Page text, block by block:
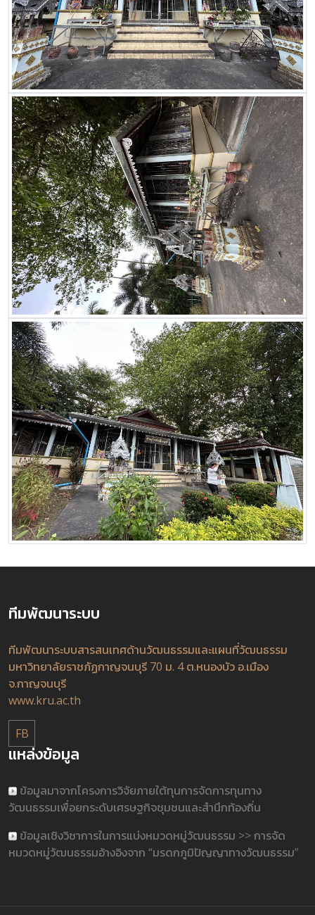
ทีมพัฒนาระบบ
ทีมพัฒนาระบบสารสนเทศด้านวัฒนธรรมและแผนที่วัฒนธรรม
มหาวิทยาลัยราชภัฏกาญจนบุรี 70 ม. 4 ต.หนองบัว อ.เมือง
จ.กาญจนบุรี
www.kru.ac.th
FB
แหล่งข้อมูล
ข้อมูลมาจากโครงการวิจัยภายใต้ทุนการจัดการทุนทาง
วัฒนธรรมเพื่อยกระดับเศรษฐกิจชุมชนและสำนึกท้องถิ่น
ข้อมูลเชิงวิชาการในการแบ่งหมวดหมู่วัฒนธรรม >> การจัด
หมวดหมู่วัฒนธรรมอ้างอิงจาก “มรดกภูมิปัญญาทางวัฒนธรรม”